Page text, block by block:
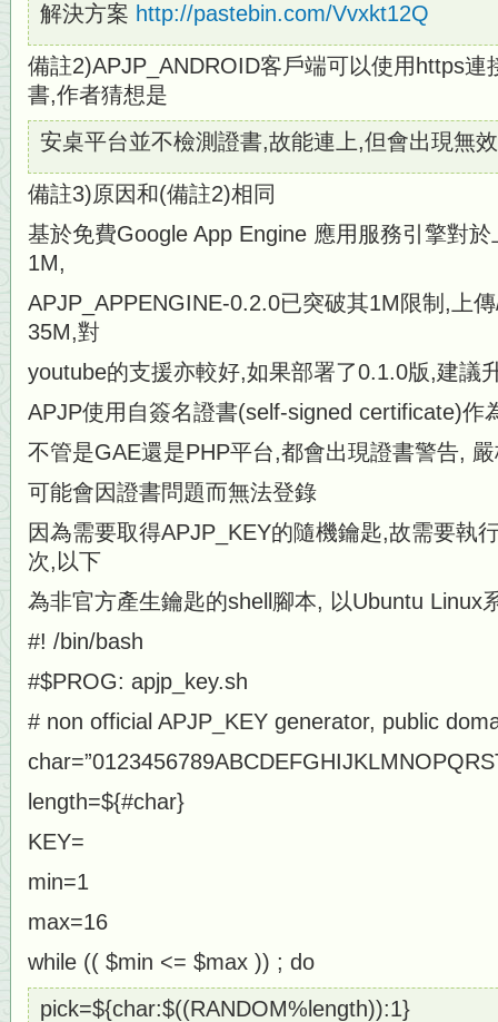
解決方案 http://pastebin.com/Vvxkt12Q
備註2)APJP_ANDROID客戶端可以使用https連
書,作者猜想是
安桌平台並不檢測證書,故能連上,但會出現無
備註3)原因和(備註2)相同
基於免費Google App Engine 應用服務引擎對
1M,
APJP_APPENGINE-0.2.0已突破其1M限制,上
35M,對
youtube的支援亦較好,如果部署了0.1.0版,建議
APJP使用自簽名證書(self-signed certificate)作
不管是GAE還是PHP平台,都會出現證書警告,
可能會因證書問題而無法登錄
因為需要取得APJP_KEY的隨機鑰匙,故需要執
次,以下
為非官方產生鑰匙的shell腳本, 以Ubuntu Linux
#! /bin/bash
#$PROG: apjp_key.sh
# non official APJP_KEY generator, public
length=${#char}
KEY=
min=1
max=16
while (( $min <= $max )) ; do
pick=${char:$((RANDOM%length)):1}